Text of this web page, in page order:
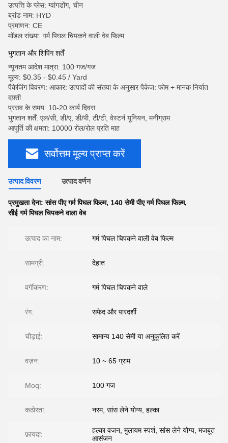
उत्पत्ति के प्लेस: ग्वांगडोंग, चीन
ब्रांड नाम: HYD
प्रमाणन: CE
मॉडल संख्या: गर्म पिघल चिपकने वाली वेब फिल्म
भुगतान और शिपिंग शर्तें
न्यूनतम आदेश मात्रा: 100 गज/गज
मूल्य: $0.35 - $0.45 / Yard
पैकेजिंग विवरण: आकार: उत्पादों की संख्या के अनुसार पैकेज: फोम + मानक निर्यात
दफ़्ती
प्रसव के समय: 10-20 कार्य दिवस
भुगतान शर्तें: एल/सी, डी/ए, डी/पी, टी/टी, वेस्टर्न यूनियन, मनीग्राम
आपूर्ति की क्षमता: 10000 रोल/रोल प्रति माह
सर्वोत्तम मूल्य प्राप्त करें
उत्पाद विवरण उत्पाद वर्णन
प्रमुखता देना:सांस पीए गर्म पिघल फिल्म, 140 सेमी पीए गर्म पिघल फिल्म,
सीई गर्म पिघल चिपकने वाला वेब
उत्पाद का नाम: गर्म पिघल चिपकने वाली वेब फिल्म
सामग्री: देहात
वर्गीकरण: गर्म पिघल चिपकने वाले
रंग: सफेद और पारदर्शी
चौड़ाई: सामान्य 140 सेमी या अनुकूलित करें
वज़न: 10 ~ 65 ग्राम
Moq: 100 गज
कठोरता: नरम, सांस लेने योग्य, हल्का
फ़ायदा:
हल्का वजन, मुलायम स्पर्श, सांस लेने योग्य, मजबूत
आसंजन